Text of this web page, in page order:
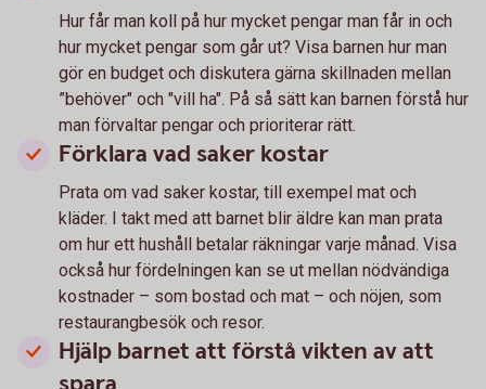
Hur får man koll på hur mycket pengar man får in och
hur mycket pengar som går ut? Visa barnen hur man
gör en budget och diskutera gärna skillnaden mellan
”behöver" och "vill ha". På så sätt kan barnen förstå hur
man förvaltar pengar och prioriterar rätt.
Förklara vad saker kostar
Prata om vad saker kostar, till exempel mat och
kläder. I takt med att barnet blir äldre kan man prata
om hur ett hushåll betalar räkningar varje månad. Visa
också hur fördelningen kan se ut mellan nödvändiga
kostnader – som bostad och mat – och nöjen, som
restaurangbesök och resor.
Hjälp barnet att förstå vikten av att